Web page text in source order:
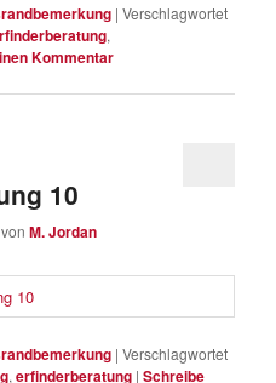
|Verschlagwortet
,
Kommentar
10
vonM. Jordan
|Verschlagwortet
,erfinderberatung |Schreibe